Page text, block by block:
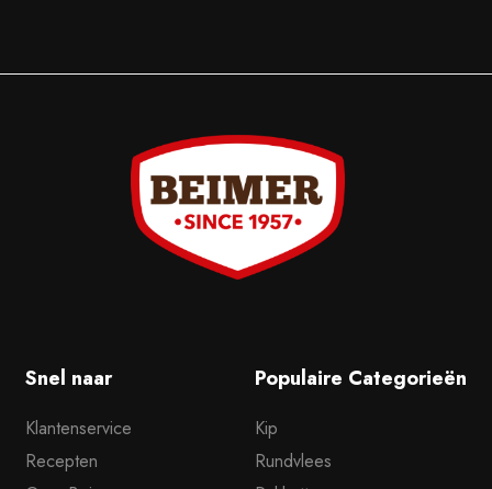
Snel naar
Klantenservice
Recepten
Populaire Categorieën
Kip
Rundvlees